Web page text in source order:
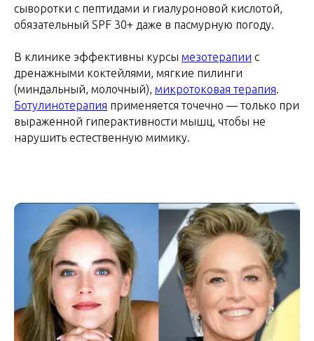
сыворотки с пептидами и гиалуроновой кислотой,
обязательный SPF 30+ даже в пасмурную погоду.
В клинике эффективны курсы мезотерапии с
дренажными коктейлями, мягкие пилинги
(миндальный, молочный), микротоковая терапия.
Ботулинотерапия применяется точечно — только при
выраженной гиперактивности мышц, чтобы не
нарушить естественную мимику.